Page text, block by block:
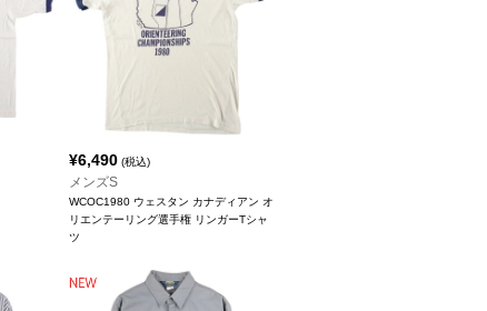
¥6,490 (税込)
メンズS
WCOC1980 ウェスタン カナディアン オ
リエンテーリング選手権 リンガーTシャ
ツ